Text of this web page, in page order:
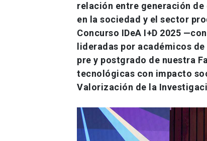
relación entre generación
en la sociedad y el sector
Concurso IDeA I+D 2025
lideradas por académicos
pre y postgrado de nuestra
tecnológicas con impacto
Valorización de la